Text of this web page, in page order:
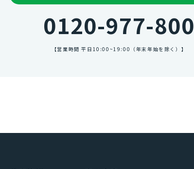
0120-977-800
【営業時間 平日10:00~19:00（年末年始を除く）】